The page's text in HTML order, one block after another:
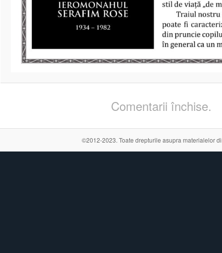
Comentarii închise.
©2012-2023. Toate drepturile asupra materialelor